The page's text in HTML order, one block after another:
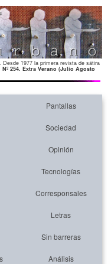
Desde 1977 la primera revista de sátira
Nº 254. Extra Verano (Julio Agosto
Pantallas
Sociedad
Opinión
Tecnologías
Corresponsales
Letras
Sin barreras
Análisis